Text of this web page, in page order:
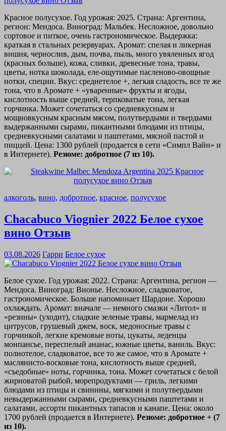
Красное полусухое. Год урожая: 2025. Страна: Аргентина,
регион: Мендоса. Виноград: Мальбек. Несложное, довольно
сортовое и питкое, очень гастрономическое. Выдержка:
краткая в стальных резервуарах. Аромат: спелая и ликерная
вишня, чернослив, дым, почва, пыль, много увяленных ягод
(красных больше), кожа, сливки, древесные тона, травы,
цветы, нотка шоколада, еле-ощутимые пасленово-овощные
нотки, специи. Вкус: среднетелое +, легкая сладость, все те же
тона, что в Аромате + «уваренные» фрукты и ягоды,
кислотность выше средней, терпковатые тона, легкая
горчинка. Может сочетаться со средневкусным и
мощновкусным красным мясом, полутвердыми и твердыми
выдержанными сырами, пикантными блюдами из птицы,
средневкусными салатами и паштетами, мясной пастой и
пиццей. Цена: 1300 рублей (продается в сети «Симпл Вайн» и
в Интернете). Резюме: добротное (7 из 10).
алкоголь, вино, добротное, красное, полусухое
Chacabuco Viognier 2022 Белое сухое
вино Отзыв
03.08.2026 Гарри Белое сухое
Белое сухое. Год урожая: 2022. Страна: Аргентина, регион —
Мендоса. Виноград: Вионье. Несложное, сладковатое,
гастрономическое. Больше напоминает Шардоне. Хорошо
охлаждать. Аромат: вначале — немного смазки «Литол» и
«резины» (уходит), сладкие зеленые травы, мармелад из
цитрусов, грушевый джем, воск, медоносные травы с
горчинкой, легкие кремовые ноты, цукаты, леденцы
монпансье, переспелый ананас, южные цветы, ваниль. Вкус:
полнотелое, сладковатое, все то же самое, что в Аромате +
маслянисто-восковые тона, кислотность выше средней,
«съедобные» ноты, горчинка, тона. Может сочетаться с белой
жирноватой рыбой, морепродуктами — гриль, легкими
блюдами из птицы и свинины, мягкими и полутвердыми
невыдержанными сырами, средневкусными паштетами и
салатами, ассорти пикантных тапасов и канапе. Цена: около
1700 рублей (продается в Интернете). Резюме: добротное + (7
из 10).